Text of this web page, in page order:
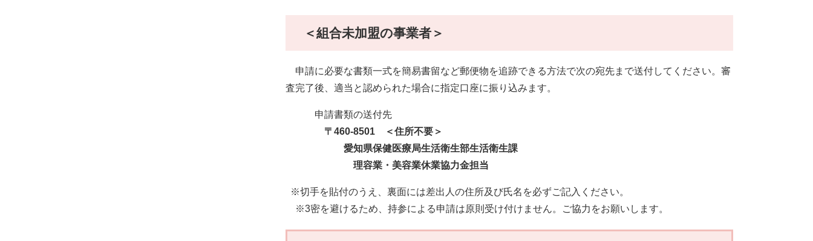
＜組合未加盟の事業者＞
申請に必要な書類一式を簡易書留など郵便物を追跡できる方法で次の宛先まで送付してください。審
査完了後、適当と認められた場合に指定口座に振り込みます。
申請書類の送付先
〒460-8501 ＜住所不要＞
愛知県保健医療局生活衛生部生活衛生課
理容業・美容業休業協力金担当
※切手を貼付のうえ、裏面には差出人の住所及び氏名を必ずご記入ください。
※3密を避けるため、持参による申請は原則受け付けません。ご協力をお願いします。